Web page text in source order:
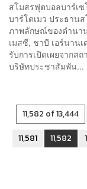
สโมสรฟุตบอลบาร์เซ
บาร์โตเมว ประธาน
ภาพลักษณ์ของตำนา
เมสซี, ชาบี เอร์นาน
รับการเปิดเผยจากส
บริษัทประชาสัมพัน...
11,582 of 13,444
11,581
11,582